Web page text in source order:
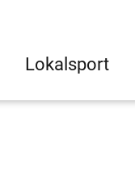
Lokalsport